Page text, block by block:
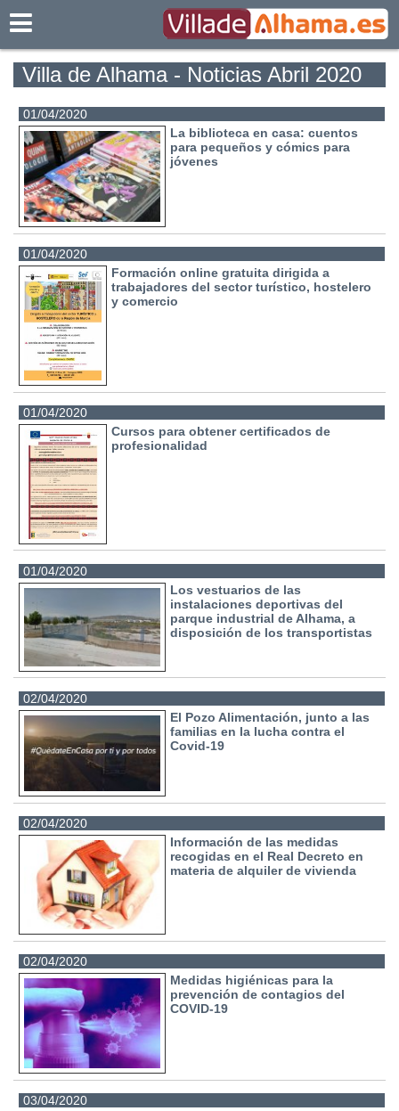
Villa de Alhama - Noticias Abril 2020
01/04/2020
La biblioteca en casa: cuentos
para pequeños y cómics para
jóvenes
01/04/2020
Formación online gratuita dirigida a
trabajadores del sector turístico, hostelero
y comercio
01/04/2020
Cursos para obtener certificados de
profesionalidad
01/04/2020
Los vestuarios de las
instalaciones deportivas del
parque industrial de Alhama, a
disposición de los transportistas
02/04/2020
El Pozo Alimentación, junto a las
familias en la lucha contra el
Covid-19
02/04/2020
Información de las medidas
recogidas en el Real Decreto en
materia de alquiler de vivienda
02/04/2020
Medidas higiénicas para la
prevención de contagios del
COVID-19
03/04/2020